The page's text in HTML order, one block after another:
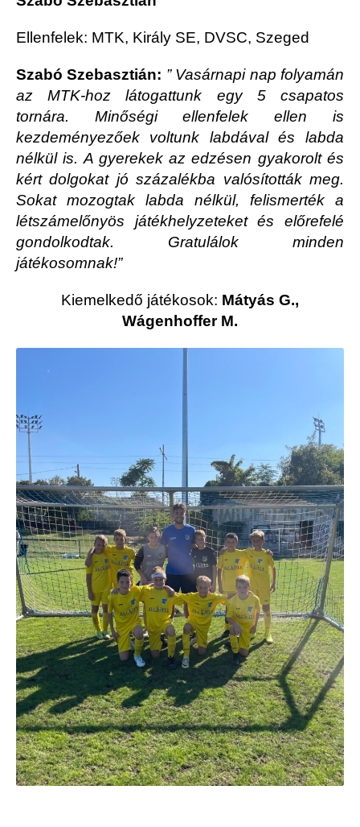
Ellenfelek: MTK, Király SE, DVSC, Szeged
Szabó Szebasztián: ” Vasárnapi nap folyamán
az MTK-hoz látogattunk egy 5 csapatos
tornára. Minőségi ellenfelek ellen is
kezdeményezőek voltunk labdával és labda
nélkül is. A gyerekek az edzésen gyakorolt és
kért dolgokat jó százalékba valósították meg.
Sokat mozogtak labda nélkül, felismerték a
létszámelőnyös játékhelyzeteket és előrefelé
gondolkodtak. Gratulálok minden
játékosomnak!”
Kiemelkedő játékosok: Mátyás G.,
Wágenhoffer M.